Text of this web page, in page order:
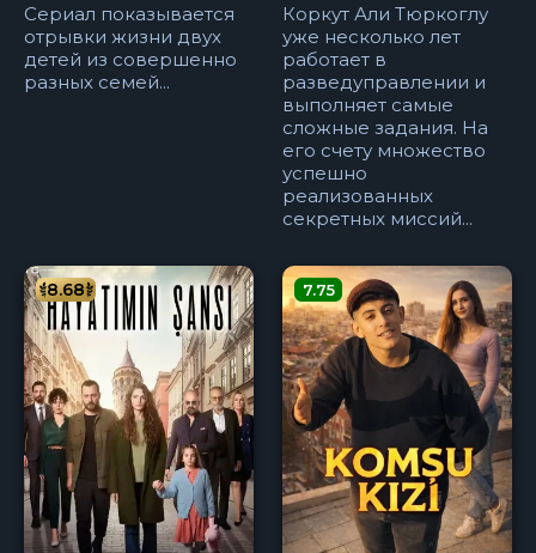
Сериал показывается
отрывки жизни двух
детей из совершенно
разных семей...
Коркут Али Тюркоглу
уже несколько лет
работает в
разведуправлении и
выполняет самые
сложные задания. На
его счету множество
успешно
реализованных
секретных миссий...
8.68 7.75